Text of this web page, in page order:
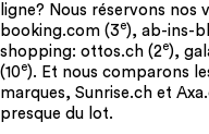
ligne? Nous réservons nos
booking.com (3e), ab-ins-
shopping: ottos.ch (2e),
(10e). Et nous comparons
marques, Sunrise.ch et
presque du lot.